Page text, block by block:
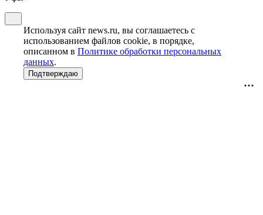
Используя сайт news.ru, вы соглашаетесь с
использованием файлов cookie, в порядке,
описанном в Политике обработки персональных
данных.
Подтверждаю